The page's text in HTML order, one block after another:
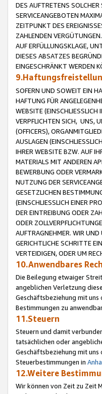
DES AUFTRETENS
SERVICEANGEBOTEN
ZEITPUNKT DES
ZAHLENDEN
AUF ERFÜLLUNGSKLAGE,
DIESES ABSATZES
EINGESCHRÄNKT WERDEN
SOFERN UND SOWEIT EIN
HAFTUNG FÜR
WEBSITE (EINSCHLIESSLICH
VERPFLICHTEN SICH, UNS,
(OFFICERS),
AUSLAGEN
IHRER WEBSITE BZW. AUF
MATERIALS MIT ANDEREN
BEWERBUNG ODER
NUTZUNG DER
GESETZLICHEN
(EINSCHLIESSLICH EINER
DER EINTREIBUNG ODER
ODER
AUFTRAGNEHMER. WIR
GERICHTLICHE SCHRITTE
VERTEIDIGEN, ODER UM
10.Anwendbares
Die Beilegung etwaiger
angeblichen Verletzung
Geschäftsbeziehung mit
Bestimmungen zu
11.Steuern
Steuern und damit
tatsächlichen oder
Geschäftsbeziehung mit
Steuerbestimmungen in
12.Weitere
Wir können von Zeit zu Zeit